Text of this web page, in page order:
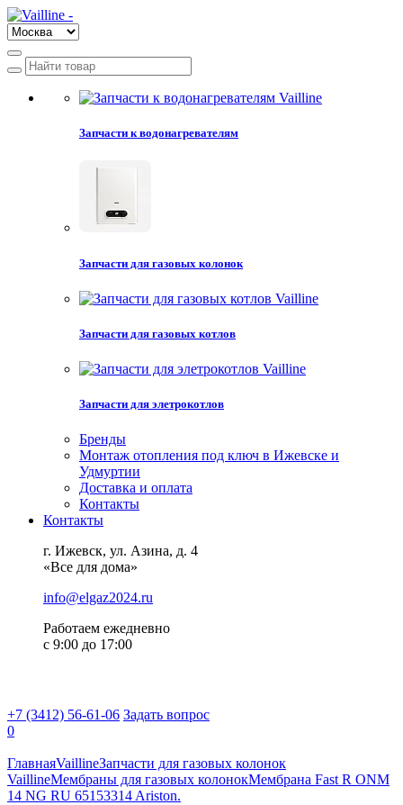
Запчасти к водонагревателям
Запчасти для газовых колонок
Запчасти для газовых котлов
Запчасти для элетрокотлов
Бренды
Монтаж отопления под ключ в Ижевске и
Удмуртии
Доставка и оплата
Контакты
Контакты
г. Ижевск, ул. Азина, д. 4
«Все для дома»
info@elgaz2024.ru
Работаем eжедневно
с 9:00 до 17:00
+7 (3412) 56-61-06 Задать вопрос
0
ГлавнаяVaillineЗапчасти для газовых колонок
VaillineМембраны для газовых колонокМембрана Fast R ONM
14 NG RU 65153314 Ariston.